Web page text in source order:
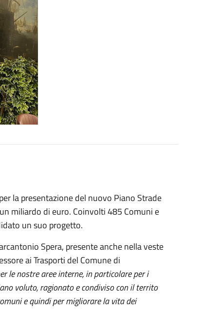
la presentazione del nuovo Piano Strade
n miliardo di euro. Coinvolti 485 Comuni e
un suo progetto.
Spera, presente anche nella veste
ai Trasporti del Comune di
le nostre aree interne, in particolare per i
voluto, ragionato e condiviso con il territo
e quindi per migliorare la vita dei